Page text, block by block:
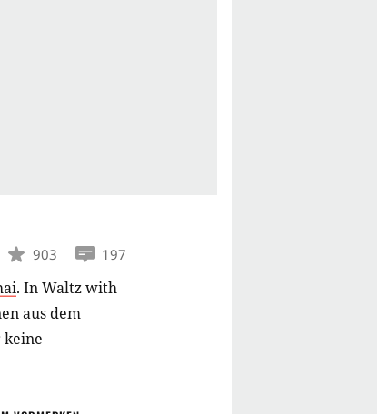
903 197
. In Waltz with
aus dem
keine